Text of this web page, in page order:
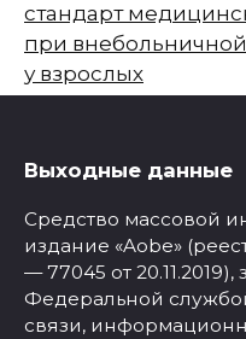
стандарт
при
у взрослых
Выходные данные
Средство массовой
издание «Aobe»
— 77045 от
Федеральной
связи,